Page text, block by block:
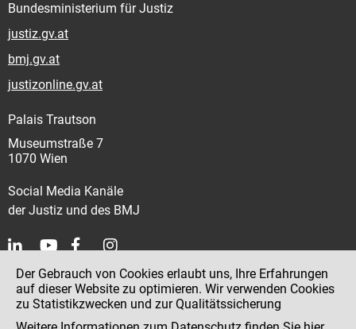
Bundesministerium für Justiz
justiz.gv.at
bmj.gv.at
justizonline.gv.at
Palais Trautson
Museumstraße 7
1070 Wien
Social Media Kanäle
der Justiz und des BMJ
Kontakt
Impressum
Der Gebrauch von Cookies erlaubt uns, Ihre Erfahrungen
auf dieser Website zu optimieren. Wir verwenden Cookies
zu Statistikzwecken und zur Qualitätssicherung